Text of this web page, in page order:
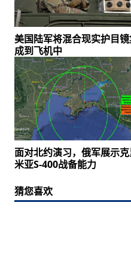
警继续发布
进行大象行走
美国陆军将混合现实护目
成到飞机中
面对北约演习，俄军展示
米亚S-400战备能力
猜您喜欢